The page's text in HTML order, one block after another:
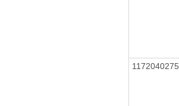
1172040275